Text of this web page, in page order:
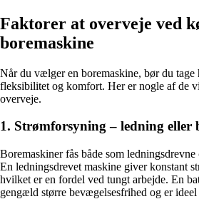
Faktorer at overveje ved
boremaskine
Når du vælger en boremaskine, bør du tage
fleksibilitet og komfort. Her er nogle af de
overveje.
1. Strømforsyning – ledning eller
Boremaskiner fås både som
En ledningsdrevet maskine giver konstant
hvilket er en fordel ved tungt arbejde. En
gengæld større bevægelsesfrihed og er